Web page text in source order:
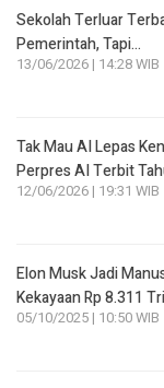
Sekolah Terluar
Pemerintah, Tapi…
13/06/2026 | 14:28 WIB
Tak Mau AI Lepas
Perpres AI Terbit
12/06/2026 | 19:31 WIB
Elon Musk Jadi
Kekayaan Rp 8.311
05/10/2025 | 10:50 WIB